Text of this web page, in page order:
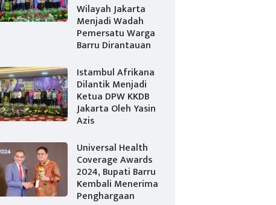
Wilayah Jakarta
Menjadi Wadah
Pemersatu Warga
Barru Dirantauan
Istambul Afrikana
Dilantik Menjadi
Ketua DPW KKDB
Jakarta Oleh Yasin
Azis
Universal Health
Coverage Awards
2024, Bupati Barru
Kembali Menerima
Penghargaan